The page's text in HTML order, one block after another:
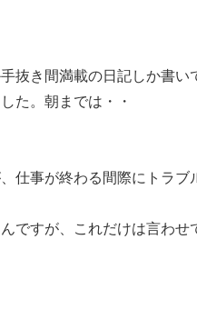
抜き間満載の日記しか書
た。朝までは・・
仕事が終わる間際にトラブ
ですが、これだけは言わせ